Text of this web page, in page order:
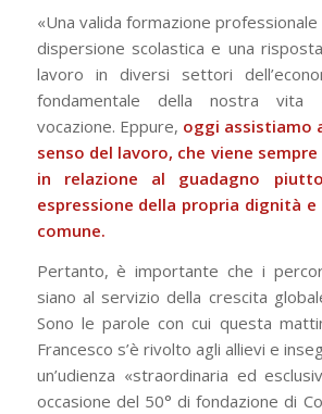
«Una valida formazione
dispersione scolastica e una
lavoro in diversi settori
fondamentale della nostra
vocazione. Eppure, oggi assistiamo
senso del lavoro, che viene
in relazione al guadagno
espressione della propria dignità
comune.
Pertanto, è importante che i
siano al servizio della crescita
Sono le parole con cui questa
Francesco s’è rivolto agli allievi e
un’udienza «straordinaria ed
occasione del 50° di fondazione di